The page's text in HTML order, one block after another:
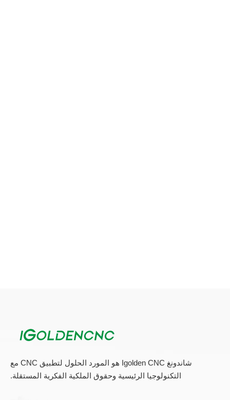
شاندونغ Igolden CNC هو المورد الحلول لتطبيق CNC مع
التكنولوجيا الرئيسية وحقوق الملكية الفكرية المستقلة.